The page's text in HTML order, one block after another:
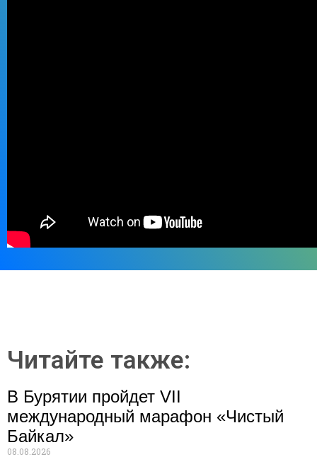
Читайте также:
В Бурятии пройдет VII
международный марафон «Чистый
Байкал»
08.08.2026